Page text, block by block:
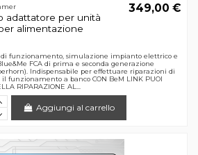
adattatore per unità
alimentazione
349,00 €
di funzionamento, simulazione impianto elettrico e
FCA di prima e seconda generazione
Indispensabile per effettuare riparazioni di
funzionamento a banco CON BeM LINK PUOI
RIPARAZIONE AL...
Aggiungi al carrello